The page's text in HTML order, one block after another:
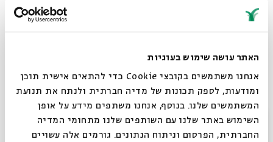
האתר עושה שימוש בעוגיות
אנחנו משתמשים בקובצי Cookie כדי להתאים אישית תוכן
ומודעות, לספק תכונות של מדיה חברתית ולנתח את תנועת
המשתמשים שלנו. בנוסף, אנחנו משתפים מידע על אופן
השימוש באתר שלנו עם השותפים שלנו מתחומי המדיה
החברתית, הפרסום וניתוח הנתונים. גורמים אלה עשויים
בה, ומתוכה נבקש ליצור ולהתבטא. בכל מפגש נשלב בין לימוד
ובין התנסות ויצירה בכלים אומנותיים מתחומים מגוונים.
18:15 – התכנסות | 18:30 – תחילת הסדנה | 22:00
מפגשי הסדנה:
מפגש ראשון 03.02:
סדנת לימוד ופוטותרפיה בהנחיית שי
גיליס ותות שגיא פוליצר
מפגש שני 10.02:
סדנת לימוד וכתיבה לבמה, בהנחיית שי
סגור